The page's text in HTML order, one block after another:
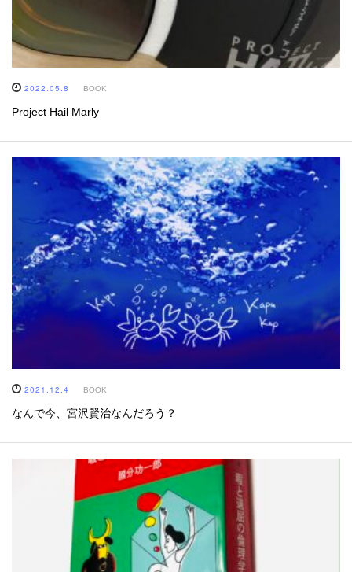
2022.05.8 BOOK
Project Hail Marly
2021.12.4 BOOK
なんで今、宮沢賢治なんだろう？